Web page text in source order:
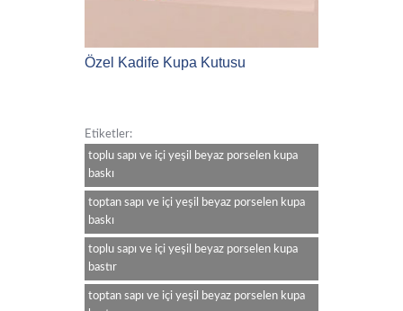
Özel Kadife Kupa Kutusu
Etiketler:
toplu sapı ve içi yeşil beyaz porselen kupa
baskı
toptan sapı ve içi yeşil beyaz porselen kupa
baskı
toplu sapı ve içi yeşil beyaz porselen kupa
bastır
toptan sapı ve içi yeşil beyaz porselen kupa